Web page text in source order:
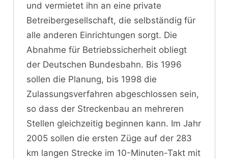
und vermietet ihn an eine private
Betreibergesellschaft, die selbständig für
alle anderen Einrichtungen sorgt. Die
Abnahme für Betriebssicherheit obliegt
der Deutschen Bundesbahn. Bis 1996
sollen die Planung, bis 1998 die
Zulassungsverfahren abgeschlossen sein,
so dass der Streckenbau an mehreren
Stellen gleichzeitig beginnen kann. Im Jahr
2005 sollen die ersten Züge auf der 283
km langen Strecke im 10-Minuten-Takt mit